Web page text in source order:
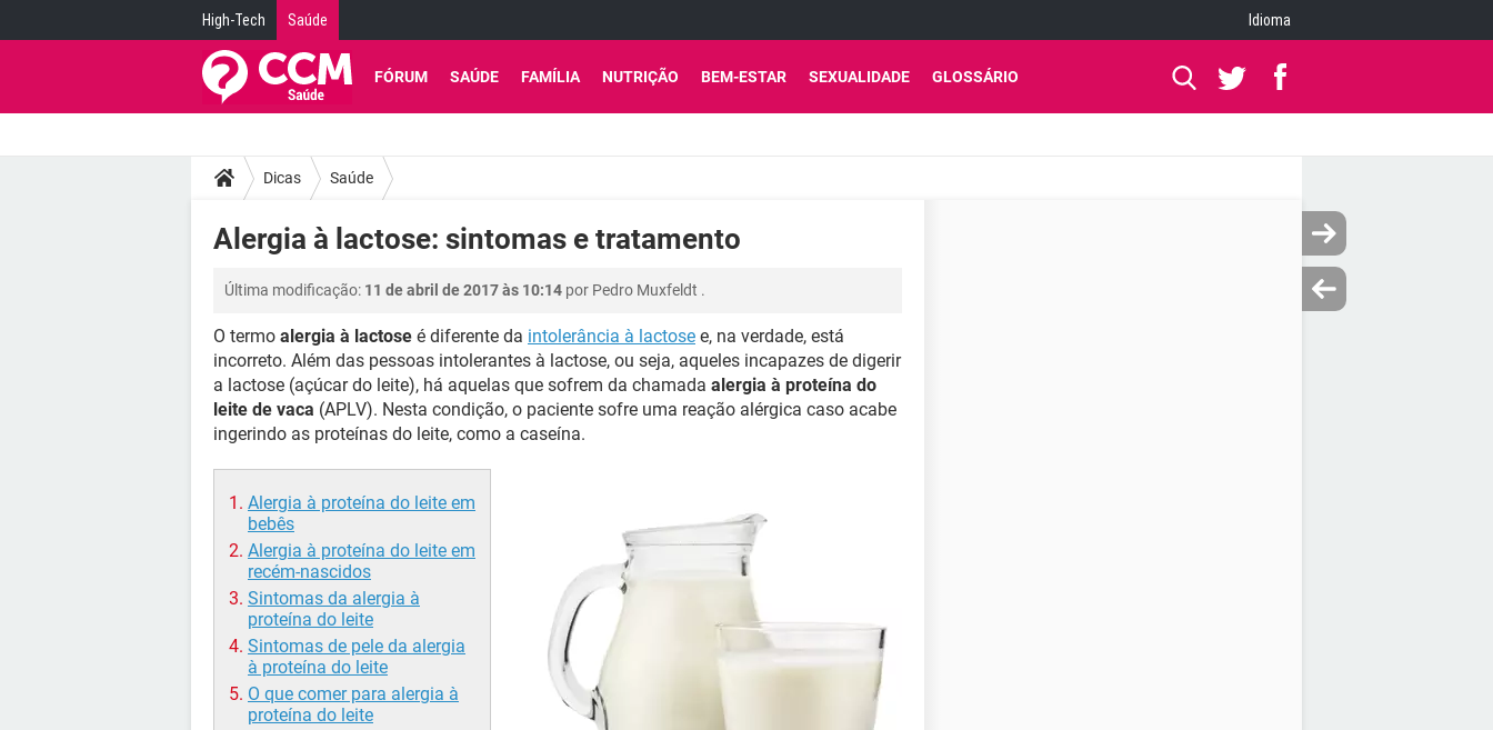
High-Tech Saúde Idioma
FÓRUM SAÚDE FAMÍLIA NUTRIÇÃO BEM-ESTAR SEXUALIDADE GLOSSÁRIO
Dicas Saúde
Alergia à lactose: sintomas e tratamento
Última modificação: 11 de abril de 2017 às 10:14 por Pedro Muxfeldt .
O termo alergia à lactose é diferente da intolerância à lactose e, na verdade, está
incorreto. Além das pessoas intolerantes à lactose, ou seja, aqueles incapazes de digerir
a lactose (açúcar do leite), há aquelas que sofrem da chamada alergia à proteína do
leite de vaca (APLV). Nesta condição, o paciente sofre uma reação alérgica caso acabe
ingerindo as proteínas do leite, como a caseína.
Alergia à proteína do leite em
bebês
Alergia à proteína do leite em
recém-nascidos
Sintomas da alergia à
proteína do leite
Sintomas de pele da alergia
à proteína do leite
O que comer para alergia à
proteína do leite